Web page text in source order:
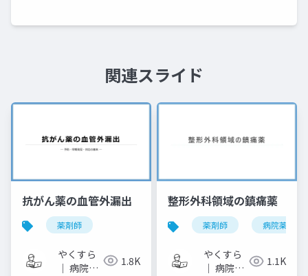
関連スライド
抗がん薬の血管外漏出
薬剤師
やくすら
｜ 病院薬
1.8K
整形外科領域の鎮痛薬
薬剤師 病院薬剤師
やくすら
｜ 病院薬
1.1K